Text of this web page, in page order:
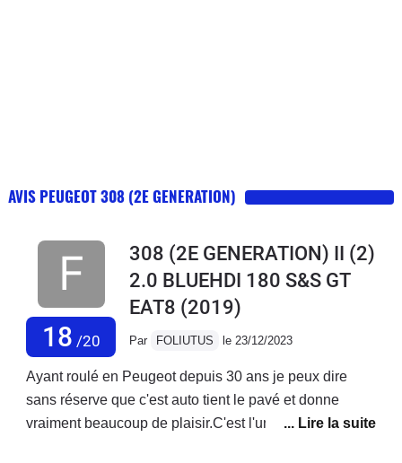
AVIS PEUGEOT 308 (2E GENERATION)
18 /20
308 (2E GENERATION) II (2)
2.0 BLUEHDI 180 S&S GT
EAT8 (2019)
Par FOLIUTUS le 23/12/2023
Ayant roulé en Peugeot depuis 30 ans je peux dire
sans réserve que c'est auto tient le pavé et donne
vraiment beaucoup de plaisir.C'est l'une de mes